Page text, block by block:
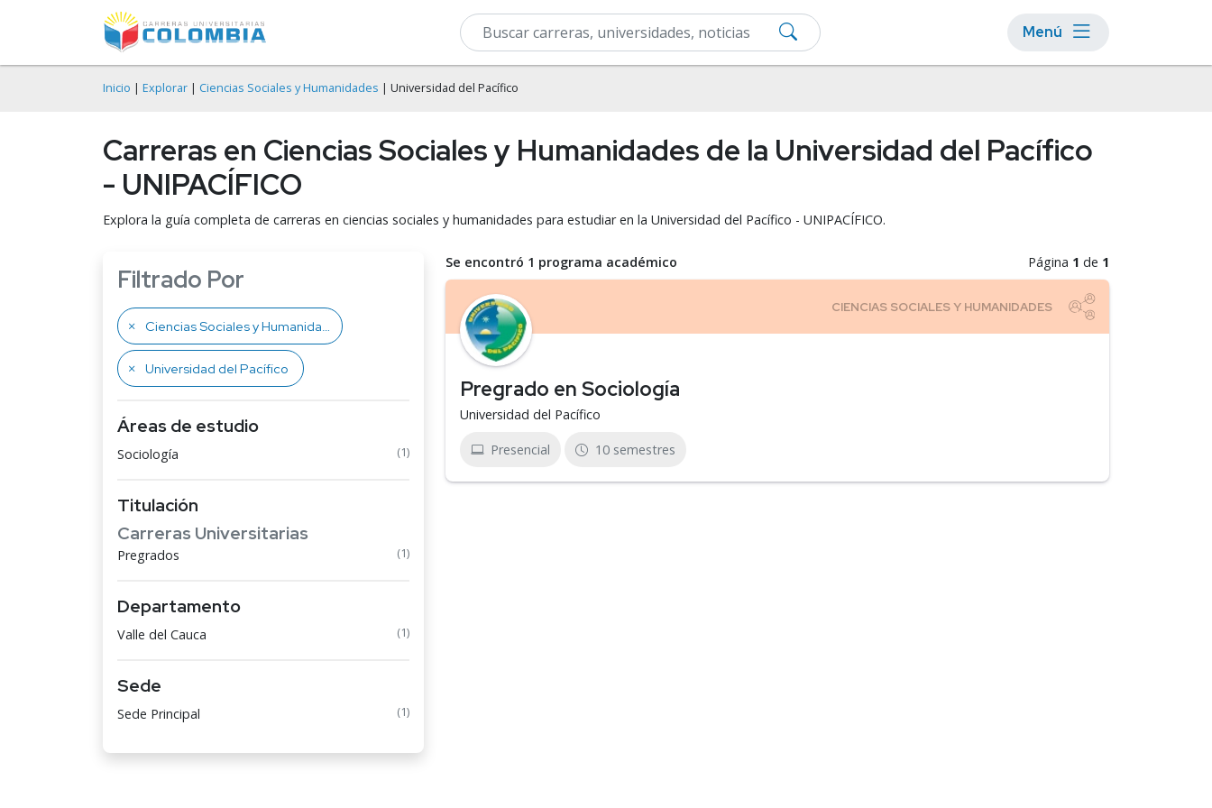
Menú
Inicio | Explorar | Ciencias Sociales y Humanidades | Universidad del Pacífico
Carreras en Ciencias Sociales y Humanidades de la Universidad del Pacífico
- UNIPACÍFICO
Explora la guía completa de carreras en ciencias sociales y humanidades para estudiar en la Universidad del Pacífico - UNIPACÍFICO.
Filtrado Por
Ciencias Sociales y Humanidades
Universidad del Pacífico
Áreas de estudio
Sociología (1)
Titulación
Carreras Universitarias
Pregrados (1)
Departamento
Valle del Cauca (1)
Sede
Sede Principal (1)
Se encontró 1 programa académico Página 1 de 1
Pregrado en Sociología
Universidad del Pacífico
Presencial 10 semestres